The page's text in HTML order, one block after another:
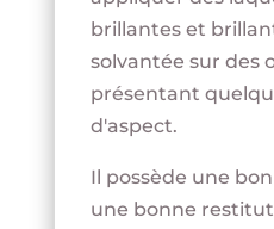
brillantes et
solvantée sur des
présentant
d'aspect.
Il possède une
une bonne